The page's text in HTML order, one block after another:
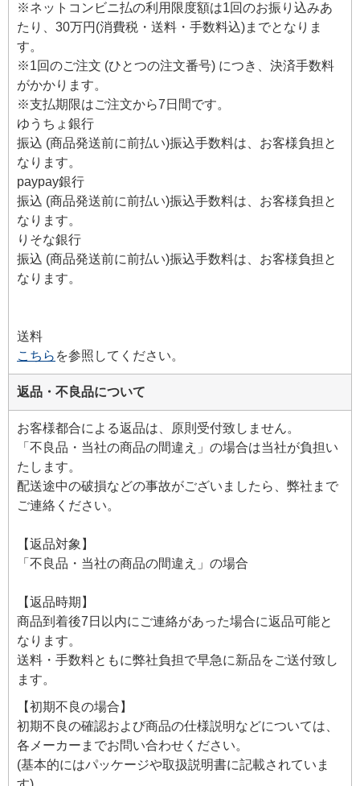
※ネットコンビニ払の利用限度額は1回のお振り込みあ
たり、30万円(消費税・送料・手数料込)までとなりま
す。
※1回のご注文 (ひとつの注文番号) につき、決済手数料
がかかります。
※支払期限はご注文から7日間です。
ゆうちょ銀行
振込 (商品発送前に前払い)振込手数料は、お客様負担と
なります。
paypay銀行
振込 (商品発送前に前払い)振込手数料は、お客様負担と
なります。
りそな銀行
振込 (商品発送前に前払い)振込手数料は、お客様負担と
なります。
送料
こちら を参照してください。
返品・不良品について
お客様都合による返品は、原則受付致しません。
「不良品・当社の商品の間違え」の場合は当社が負担い
たします。
配送途中の破損などの事故がございましたら、弊社まで
ご連絡ください。
【返品対象】
「不良品・当社の商品の間違え」の場合
【返品時期】
商品到着後7日以内にご連絡があった場合に返品可能と
なります。
送料・手数料ともに弊社負担で早急に新品をご送付致し
ます。
【初期不良の場合】
初期不良の確認および商品の仕様説明などについては、
各メーカーまでお問い合わせください。
(基本的にはパッケージや取扱説明書に記載されていま